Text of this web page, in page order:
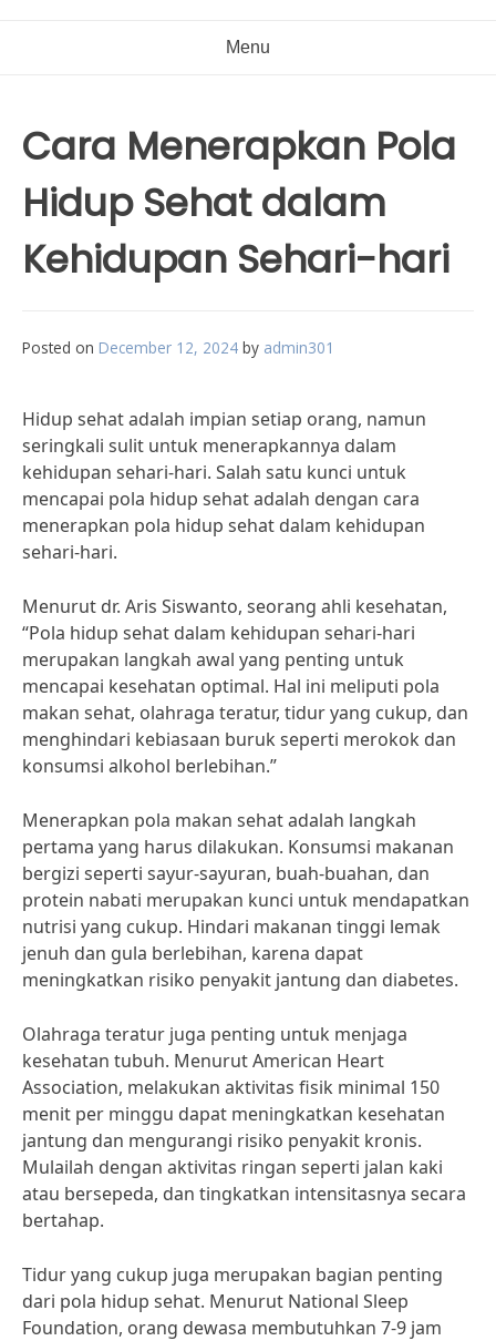
Menu
Cara Menerapkan Pola
Hidup Sehat dalam
Kehidupan Sehari-hari
Posted on December 12, 2024 by admin301
Hidup sehat adalah impian setiap orang, namun
seringkali sulit untuk menerapkannya dalam
kehidupan sehari-hari. Salah satu kunci untuk
mencapai pola hidup sehat adalah dengan cara
menerapkan pola hidup sehat dalam kehidupan
sehari-hari.
Menurut dr. Aris Siswanto, seorang ahli kesehatan,
“Pola hidup sehat dalam kehidupan sehari-hari
merupakan langkah awal yang penting untuk
mencapai kesehatan optimal. Hal ini meliputi pola
makan sehat, olahraga teratur, tidur yang cukup, dan
menghindari kebiasaan buruk seperti merokok dan
konsumsi alkohol berlebihan.”
Menerapkan pola makan sehat adalah langkah
pertama yang harus dilakukan. Konsumsi makanan
bergizi seperti sayur-sayuran, buah-buahan, dan
protein nabati merupakan kunci untuk mendapatkan
nutrisi yang cukup. Hindari makanan tinggi lemak
jenuh dan gula berlebihan, karena dapat
meningkatkan risiko penyakit jantung dan diabetes.
Olahraga teratur juga penting untuk menjaga
kesehatan tubuh. Menurut American Heart
Association, melakukan aktivitas fisik minimal 150
menit per minggu dapat meningkatkan kesehatan
jantung dan mengurangi risiko penyakit kronis.
Mulailah dengan aktivitas ringan seperti jalan kaki
atau bersepeda, dan tingkatkan intensitasnya secara
bertahap.
Tidur yang cukup juga merupakan bagian penting
dari pola hidup sehat. Menurut National Sleep
Foundation, orang dewasa membutuhkan 7-9 jam